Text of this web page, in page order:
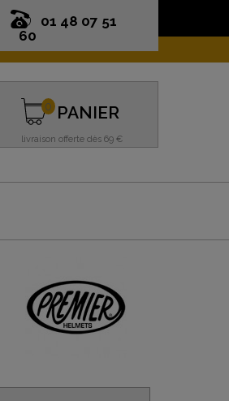
01 48 07 51
60
PANIER
livraison offerte dès 69 €
0